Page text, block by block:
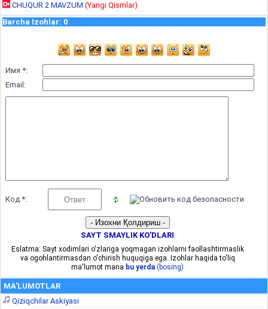
CHUQUR 2 MAVZUM (Yangi Qismlar)
Barcha Izohlar: 0
Имя *:
Email:
Код *:
SAYT SMAYLIK KO'DLARI
Eslatma: Sayt xodimlari o'zlariga yoqmagan izohlarni faollashtirmaslik
va ogohlantirmasdan o'chirish huquqiga ega. Izohlar haqida to'liq
ma'lumot mana bu yerda (bosing)
MA'LUMOTLAR
Qiziqchilar Askiyasi